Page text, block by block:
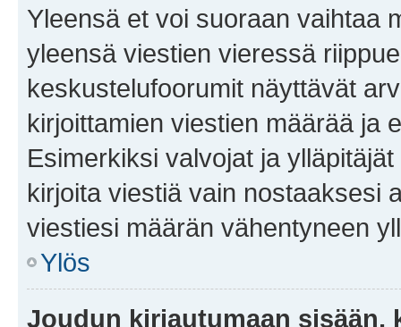
Yleensä et voi suoraan vaihtaa
yleensä viestien vieressä
keskustelufoorumit näyttävät
kirjoittamien viestien määrää ja
Esimerkiksi valvojat ja
kirjoita viestiä vain nostaaksesi
viestiesi määrän vähentyneen
Ylös
Joudun kirjautumaan sisään,